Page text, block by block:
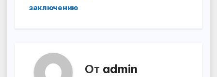
заключению
От admin